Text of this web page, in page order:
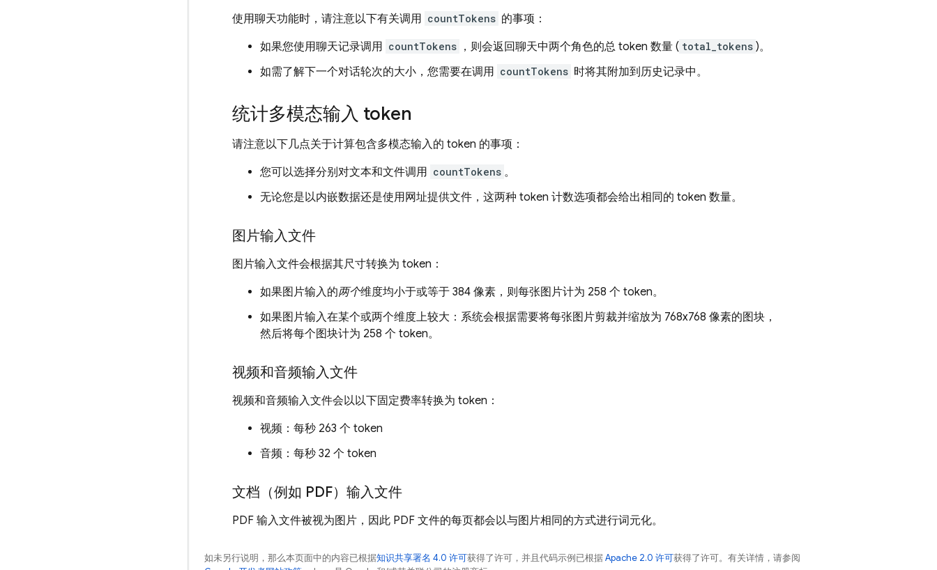
使用聊天功能时，请注意以下有关调用 countTokens 的事项：
如果您使用聊天记录调用 countTokens ，则会返回聊天中两个角色的总 token 数量 ( total_tokens )。
如需了解下一个对话轮次的大小，您需要在调用 countTokens 时将其附加到历史记录中。
统计多模态输入 token
请注意以下几点关于计算包含多模态输入的 token 的事项：
您可以选择分别对文本和文件调用 countTokens 。
无论您是以内嵌数据还是使用网址提供文件，这两种 token 计数选项都会给出相同的 token 数量。
图片输入文件
图片输入文件会根据其尺寸转换为 token：
如果图片输入的两个维度均小于或等于 384 像素，则每张图片计为 258 个 token。
如果图片输入在某个或两个维度上较大：系统会根据需要将每张图片剪裁并缩放为 768x768 像素的图块，
然后将每个图块计为 258 个 token。
视频和音频输入文件
视频和音频输入文件会以以下固定费率转换为 token：
视频：每秒 263 个 token
音频：每秒 32 个 token
文档（例如 PDF）输入文件
PDF 输入文件被视为图片，因此 PDF 文件的每页都会以与图片相同的方式进行词元化。
如未另行说明，那么本页面中的内容已根据知识共享署名 4.0 许可获得了许可，并且代码示例已根据Apache 2.0 许可获得了许可。有关详情，请参阅